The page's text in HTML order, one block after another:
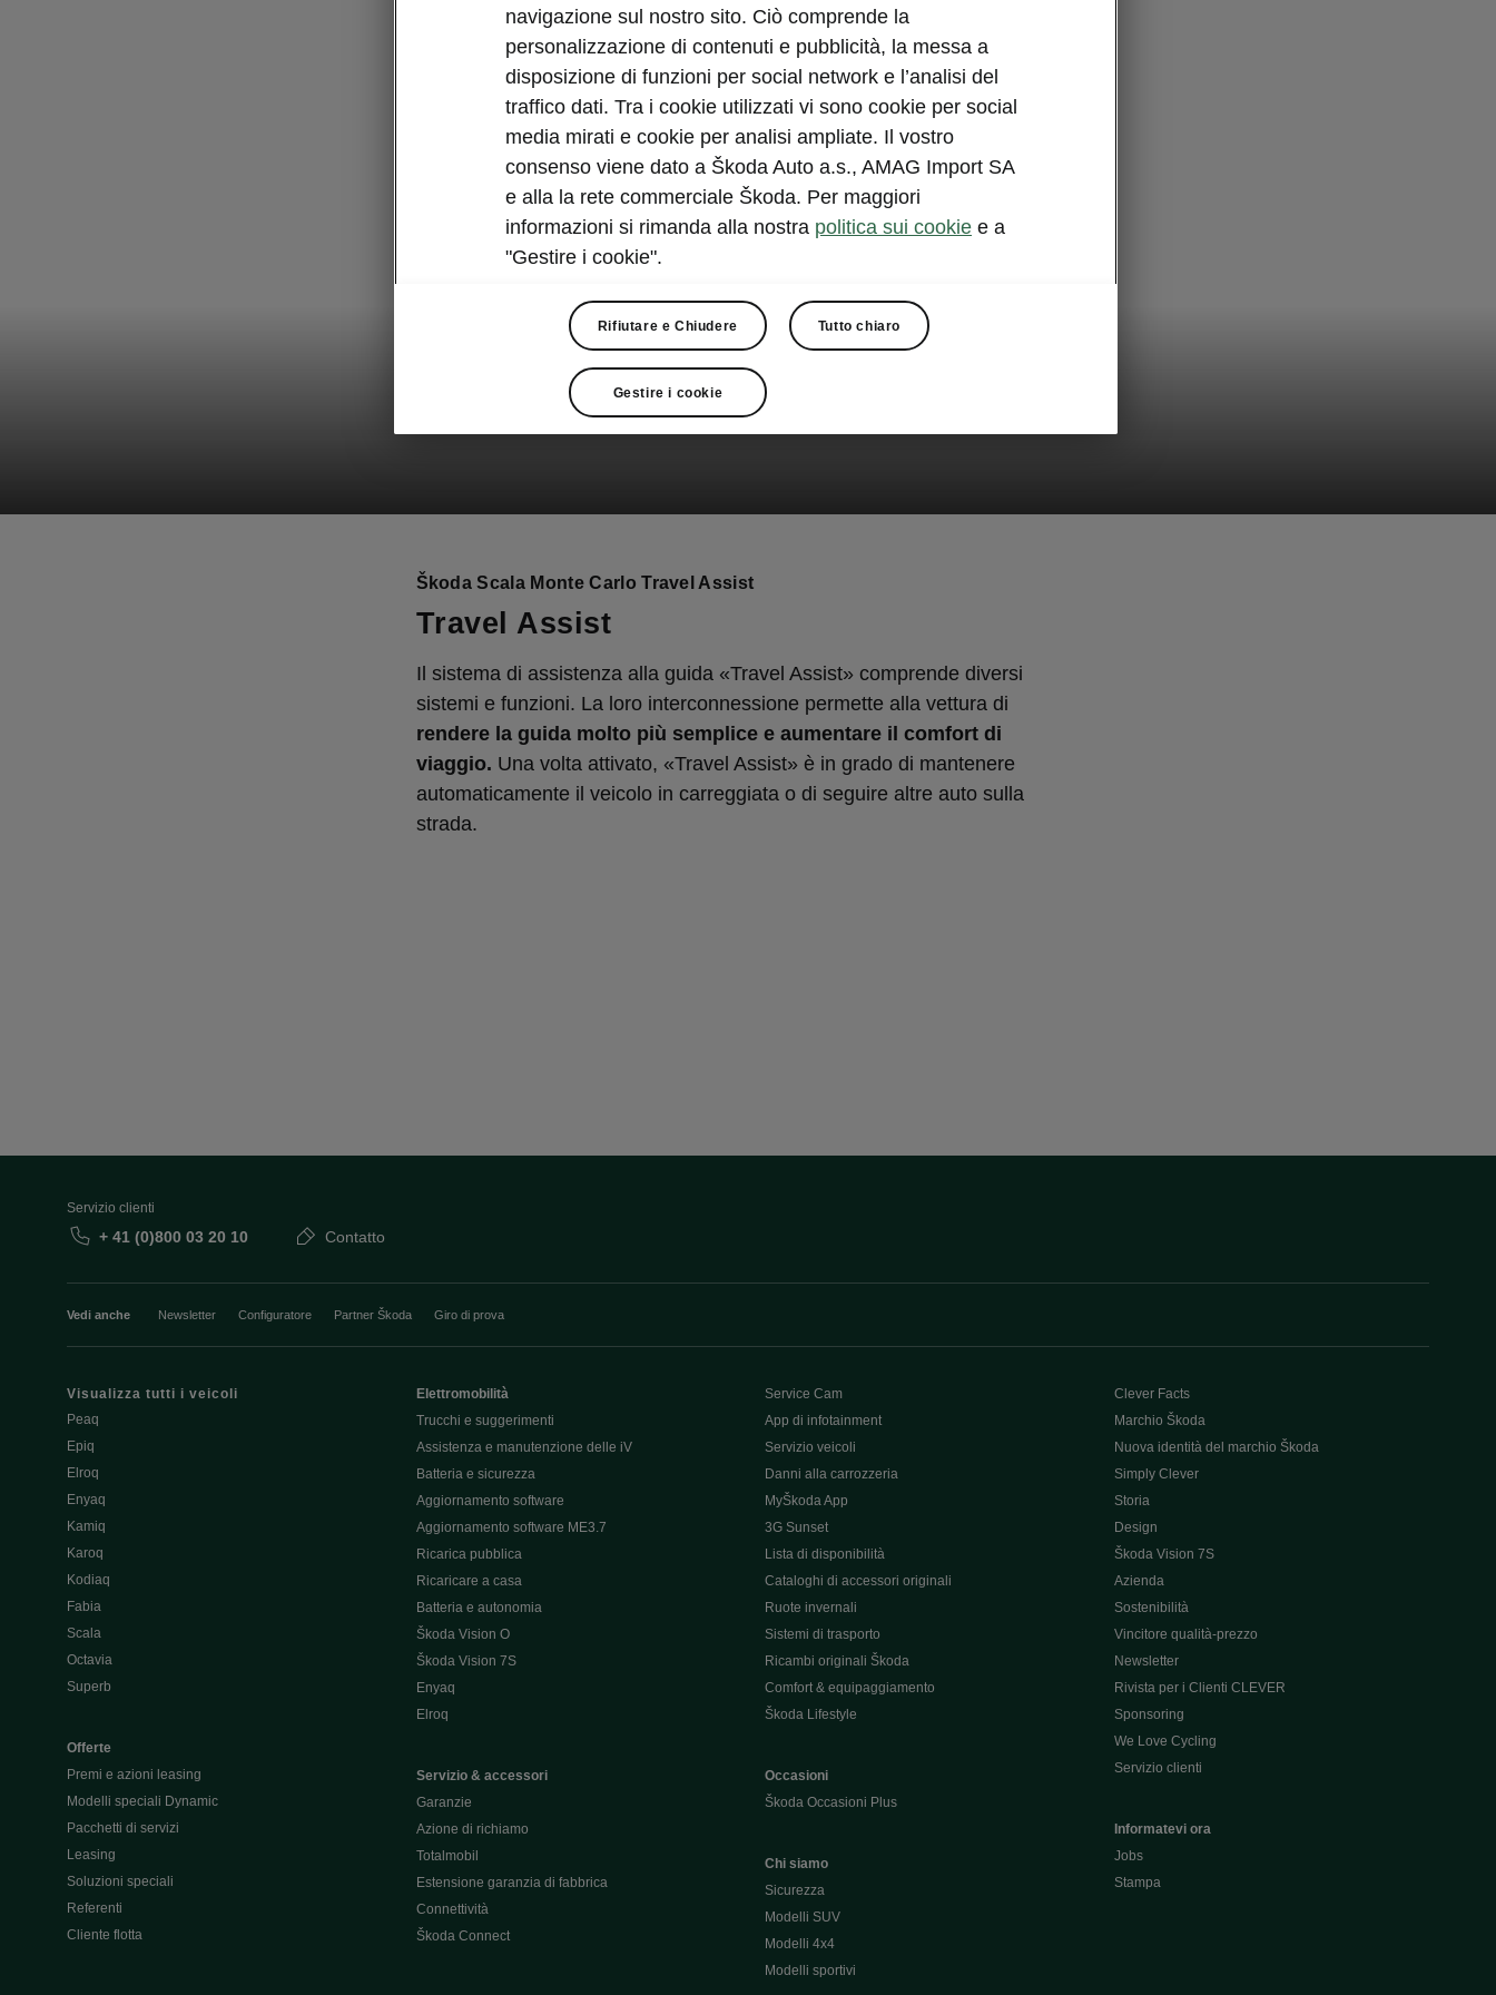
Škoda Scala Monte Carlo Travel Assist
Travel Assist
Il sistema di assistenza alla guida «Travel Assist» comprende diversi
sistemi e funzioni. La loro interconnessione permette alla vettura di
rendere la guida molto più semplice e aumentare il comfort di
viaggio. Una volta attivato, «Travel Assist» è in grado di mantenere
automaticamente il veicolo in carreggiata o di seguire altre auto sulla
strada.
Servizio clienti
+ 41 (0)800 03 20 10 Contatto
Vedi anche Newsletter Configuratore Partner Škoda Giro di prova
Visualizza tutti i veicoli
Peaq
Epiq
Elroq
Enyaq
Kamiq
Karoq
Kodiaq
Fabia
Scala
Octavia
Superb
Offerte
Premi e azioni leasing
Modelli speciali Dynamic
Pacchetti di servizi
Leasing
Soluzioni speciali
Referenti
Cliente flotta
Elettromobilità
Trucchi e suggerimenti
Assistenza e manutenzione delle iV
Batteria e sicurezza
Aggiornamento software
Aggiornamento software ME3.7
Ricarica pubblica
Ricaricare a casa
Batteria e autonomia
Škoda Vision O
Škoda Vision 7S
Enyaq
Elroq
Servizio & accessori
Garanzie
Azione di richiamo
Totalmobil
Estensione garanzia di fabbrica
Connettività
Škoda Connect
Service Cam
App di infotainment
Servizio veicoli
Danni alla carrozzeria
MyŠkoda App
3G Sunset
Lista di disponibilità
Cataloghi di accessori originali
Ruote invernali
Sistemi di trasporto
Ricambi originali Škoda
Comfort & equipaggiamento
Škoda Lifestyle
Occasioni
Škoda Occasioni Plus
Chi siamo
Sicurezza
Modelli SUV
Modelli 4x4
Modelli sportivi
Clever Facts
Marchio Škoda
Nuova identità del marchio Škoda
Simply Clever
Storia
Design
Škoda Vision 7S
Azienda
Sostenibilità
Vincitore qualità-prezzo
Newsletter
Rivista per i Clienti CLEVER
Sponsoring
We Love Cycling
Servizio clienti
Informatevi ora
Jobs
Stampa
navigazione sul nostro sito. Ciò comprende la
personalizzazione di contenuti e pubblicità, la messa a
disposizione di funzioni per social network e l’analisi del
traffico dati. Tra i cookie utilizzati vi sono cookie per social
media mirati e cookie per analisi ampliate. Il vostro
consenso viene dato a Škoda Auto a.s., AMAG Import SA
e alla la rete commerciale Škoda. Per maggiori
informazioni si rimanda alla nostra politica sui cookie e a
"Gestire i cookie".
Rifiutare e Chiudere Tutto chiaro
Gestire i cookie